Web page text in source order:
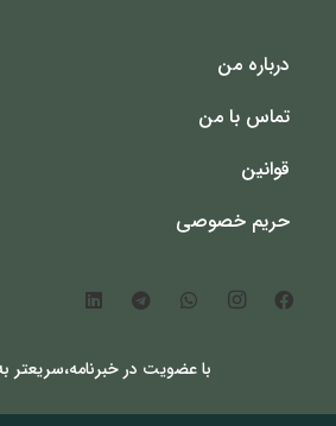
درباره من
تماس با من
قوانین
حریم خصوصی
با عضویت در خبرنامه،سریعتر